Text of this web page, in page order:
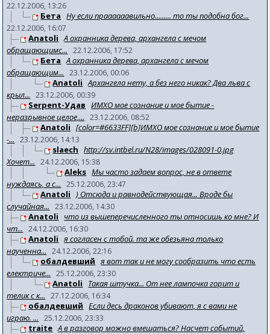
22.12.2006, 13:26
Бета Ну если праааааавильно......... то ты подобна бог...
22.12.2006, 16:07
Anatoli А охранника дерева, архангела с мечом
обращающимс...
22.12.2006, 17:52
Бета А охранника дерева, архангела с мечом
обращающим...
23.12.2006, 00:06
Anatoli Архангела нету, а без него никак? Два льва с
крыл...
23.12.2006, 00:39
Serpent-Удав ИМХО мое сознание и мое бытие -
неразрывное целое,...
23.12.2006, 08:52
Anatoli [color=#6633FF][b]ИМХО мое сознание и мое бытие
-...
23.12.2006, 14:13
slaech http://sv.intbel.ru/N28/images/028091-0.jpg
Хочет...
24.12.2006, 15:38
Aleks Мы часто задаем вопрос, не в ответе
нуждаясь, а с...
25.12.2006, 23:47
Anatoli ) Отсюда и равнодействующая... Вроде бы
случайная...
23.12.2006, 14:30
Anatoli
что из вышеперечисленного ты относишь ко мне? И
чт...
24.12.2006, 16:30
Anatoli я согласен с тобой. та же обезьяна только
наученна...
24.12.2006, 22:16
обалдевший я вот так и не могу сообразить что есть
електриче...
25.12.2006, 23:30
Anatoli
Такая штучка... От нее лампочка горит и
телик с к...
27.12.2006, 16:34
обалдевший Если десь драконов убивают, я с вами не
играю. ...
25.12.2006, 23:33
traite А в разговор можно вмешаться? Насчет событий,